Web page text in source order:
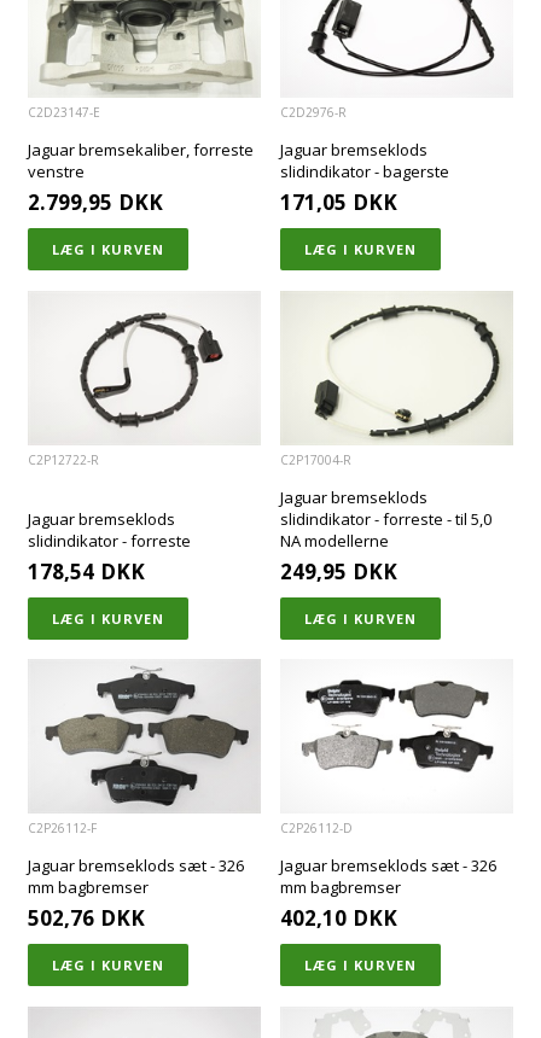
C2D23147-E
Jaguar bremsekaliber, forreste
venstre
2.799,95 DKK
C2D2976-R
Jaguar bremseklods
slidindikator - bagerste
171,05 DKK
C2P12722-R
Jaguar bremseklods
slidindikator - forreste
178,54 DKK
C2P17004-R
Jaguar bremseklods
slidindikator - forreste - til 5,0
NA modellerne
249,95 DKK
C2P26112-F
Jaguar bremseklods sæt - 326
mm bagbremser
502,76 DKK
C2P26112-D
Jaguar bremseklods sæt - 326
mm bagbremser
402,10 DKK